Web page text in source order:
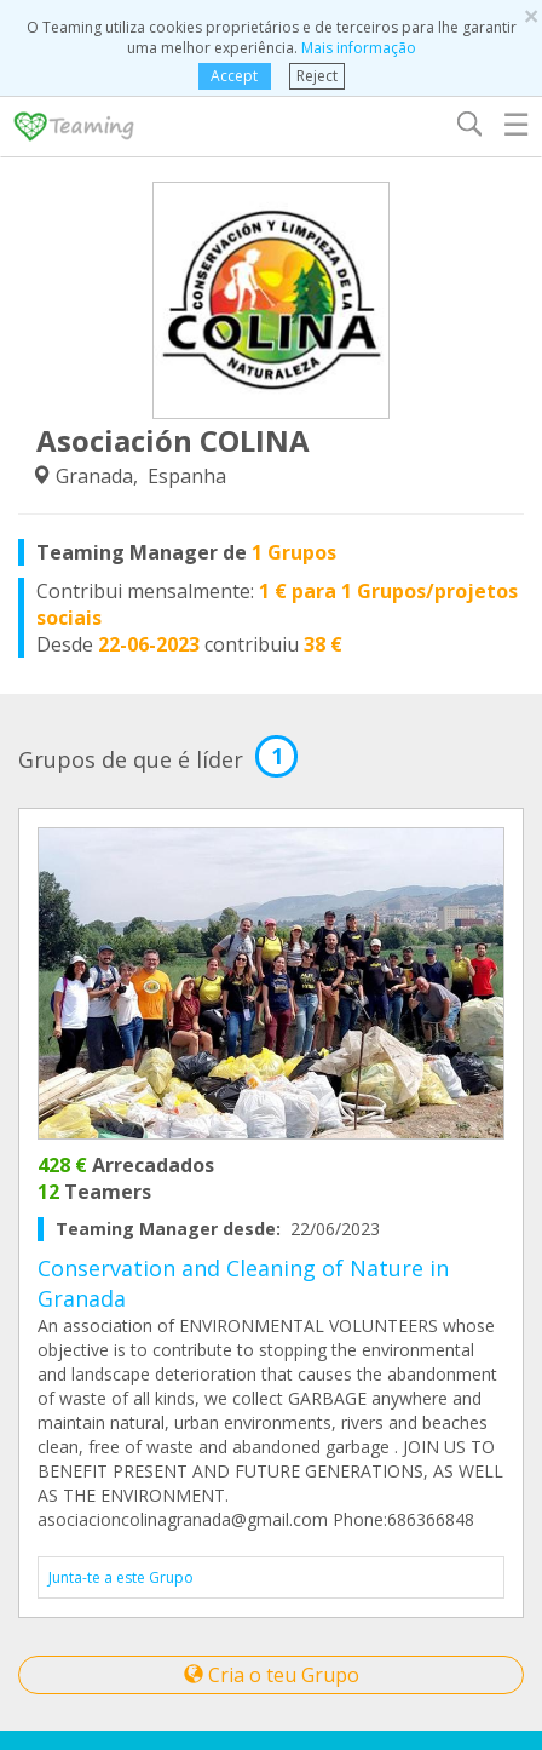
×
O Teaming utiliza cookies proprietários e de terceiros para lhe garantir
uma melhor experiência. Mais informação
Accept
Reject
☰
Asociación COLINA
Granada, Espanha
Teaming Manager de 1 Grupos
Contribui mensalmente: 1 € para 1 Grupos/projetos
sociais
Desde 22-06-2023contribuiu 38 €
Grupos de que é líder 1
428 €Arrecadados
12 Teamers
Teaming Manager desde: 22/06/2023
Conservation and Cleaning of Nature in
Granada
An association of ENVIRONMENTAL VOLUNTEERS whose
objective is to contribute to stopping the environmental
and landscape deterioration that causes the abandonment
of waste of all kinds, we collect GARBAGE anywhere and
maintain natural, urban environments, rivers and beaches
clean, free of waste and abandoned garbage . JOIN US TO
BENEFIT PRESENT AND FUTURE GENERATIONS, AS WELL
AS THE ENVIRONMENT.
asociacioncolinagranada@gmail.com Phone:686366848
Junta-te a este Grupo
Cria o teu Grupo